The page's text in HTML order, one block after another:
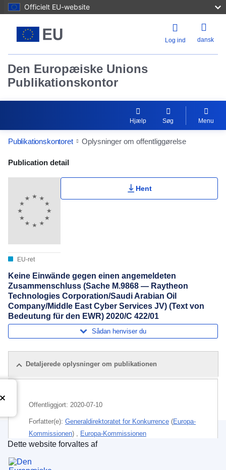
Officielt EU-website
Log ind dansk
Den Europæiske Unions
Publikationskontor
Hjælp Søg Menu
Publikationskontoret Oplysninger om offentliggørelse
Publication Detail Actions Portlet
Publication detail
EU-ret
Hent
Keine Einwände gegen einen angemeldeten
Zusammenschluss (Sache M.9868 — Raytheon
Technologies Corporation/Saudi Arabian Oil
Company/Middle East Cyber Services JV) (Text von
Bedeutung für den EWR) 2020/C 422/01
Sådan henviser du
Detaljerede oplysninger om publikationen
Offentliggjort: 2020-07-10
Forfatter(e): Generaldirektoratet for Konkurrence (Europa-
Kommissionen) , Europa-Kommissionen
kapitalselskab
Den Europæiske Unions Publikationskontor
Dette website forvaltes af